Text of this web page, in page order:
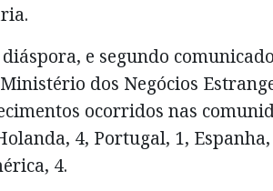
e segundo
dos Negócios
ocorridos nas
4, Portugal, 1,
4.